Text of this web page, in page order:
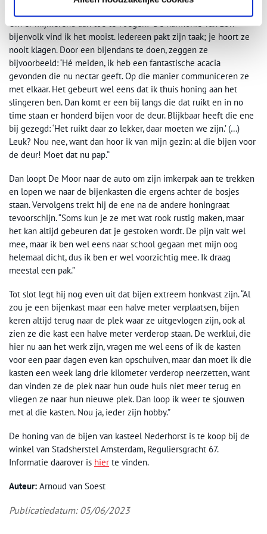
Moet dat nu pap
Om er mijmerend aan toe te voegen: “De harmonie van zo’n
bijenvolk vind ik het mooist. Iedereen pakt zijn taak; je hoort ze
nooit klagen. Door een bijendans te doen, zeggen ze
bijvoorbeeld: ‘Hé meiden, ik heb een fantastische acacia
gevonden die nu nectar geeft. Op die manier communiceren ze
met elkaar. Het gebeurt wel eens dat ik thuis honing aan het
slingeren ben. Dan komt er een bij langs die dat ruikt en in no
time staan er honderd bijen voor de deur. Blijkbaar heeft die ene
bij gezegd: ‘Het ruikt daar zo lekker, daar moeten we zijn.’ (…)
Leuk? Nou nee, want dan hoor ik van mijn gezin: al die bijen voor
de deur! Moet dat nu pap.”
Dan loopt De Moor naar de auto om zijn imkerpak aan te trekken
en lopen we naar de bijenkasten die ergens achter de bosjes
staan. Vervolgens trekt hij de ene na de andere honingraat
tevoorschijn. “Soms kun je ze met wat rook rustig maken, maar
het kan altijd gebeuren dat je gestoken wordt. De pijn valt wel
mee, maar ik ben wel eens naar school gegaan met mijn oog
helemaal dicht, dus ik ben er wel voorzichtig mee. Ik draag
meestal een pak.”
Tot slot legt hij nog even uit dat bijen extreem honkvast zijn. “Al
zou je een bijenkast maar een halve meter verplaatsen, bijen
keren altijd terug naar de plek waar ze uitgevlogen zijn, ook al
zien ze die kast een halve meter verderop staan. De werklui, die
hier nu aan het werk zijn, vragen me wel eens of ik de kasten
voor een paar dagen even kan opschuiven, maar dan moet ik die
kasten een week lang drie kilometer verderop neerzetten, want
dan vinden ze de plek naar hun oude huis niet meer terug en
vliegen ze naar hun nieuwe plek. Dan loop ik weer te sjouwen
met al die kasten. Nou ja, ieder zijn hobby.”
De honing van de bijen van kasteel Nederhorst is te koop bij de
winkel van Stadsherstel Amsterdam, Reguliersgracht 67.
Informatie daarover is hier te vinden.
Auteur: Arnoud van Soest
Publicatiedatum: 05/06/2023